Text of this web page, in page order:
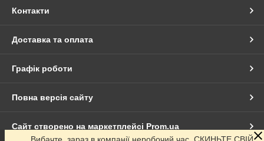
Контакти
Доставка та оплата
Графік роботи
Повна версія сайту
Сайт створено на маркетплейсі Prom.ua